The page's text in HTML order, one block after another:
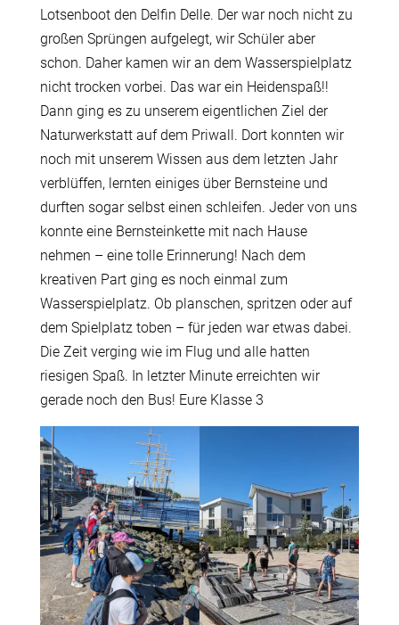
Lotsenboot den Delfin Delle. Der war noch nicht zu
großen Sprüngen aufgelegt, wir Schüler aber
schon. Daher kamen wir an dem Wasserspielplatz
nicht trocken vorbei. Das war ein Heidenspaß!!
Dann ging es zu unserem eigentlichen Ziel der
Naturwerkstatt auf dem Priwall. Dort konnten wir
noch mit unserem Wissen aus dem letzten Jahr
verblüffen, lernten einiges über Bernsteine und
durften sogar selbst einen schleifen. Jeder von uns
konnte eine Bernsteinkette mit nach Hause
nehmen – eine tolle Erinnerung! Nach dem
kreativen Part ging es noch einmal zum
Wasserspielplatz. Ob planschen, spritzen oder auf
dem Spielplatz toben – für jeden war etwas dabei.
Die Zeit verging wie im Flug und alle hatten
riesigen Spaß. In letzter Minute erreichten wir
gerade noch den Bus! Eure Klasse 3